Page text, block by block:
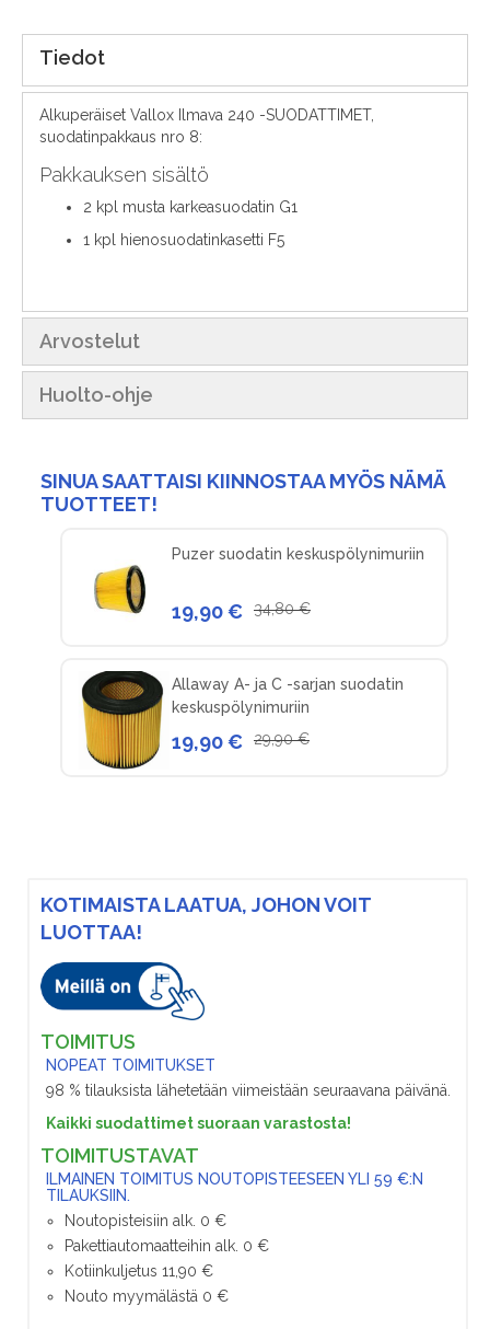
Tiedot
Alkuperäiset Vallox Ilmava 240 -SUODATTIMET,
suodatinpakkaus nro 8:
Pakkauksen sisältö
2 kpl musta karkeasuodatin G1
1 kpl hienosuodatinkasetti F5
Arvostelut
Huolto-ohje
KOTIMAISTA LAATUA, JOHON VOIT
LUOTTAA!
TOIMITUS
NOPEAT TOIMITUKSET
98 % tilauksista lähetetään viimeistään seuraavana päivänä.
Kaikki suodattimet suoraan varastosta!
TOIMITUSTAVAT
ILMAINEN TOIMITUS NOUTOPISTEESEEN YLI 59 €:N
TILAUKSIIN.
Noutopisteisiin alk. 0 €
Pakettiautomaatteihin alk. 0 €
Kotiinkuljetus 11,90 €
Nouto myymälästä 0 €
SINUA SAATTAISI KIINNOSTAA MYÖS NÄMÄ
TUOTTEET!
Puzer suodatin keskuspölynimuriin
19,90 € 34,80 €
Allaway A- ja C -sarjan suodatin
keskuspölynimuriin
19,90 € 29,90 €